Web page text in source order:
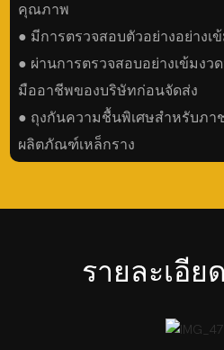
คุณภาพ
● มีการตรวจสอบตัวอย่างอย่าง
● ผ่านการตรวจสอบอย่างเข้มง
มืออาชีพของบริษัทก่อนจัดส่ง
● ถุงกันความชื้นพิเศษสำหรับภา
ผลิตภัณฑ์เหล็กราง
รายละเอีย